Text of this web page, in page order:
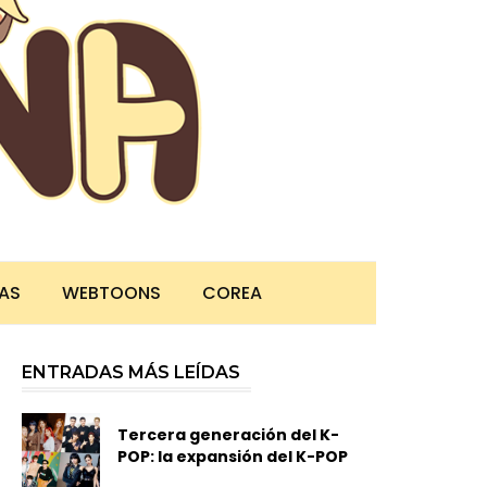
WEBTOONS COREA
ENTRADAS MÁS LEÍDAS
Tercera generación del K-
POP: la expansión del K-POP